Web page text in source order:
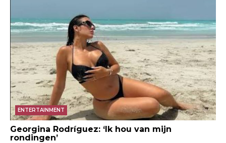
ENTERTAINMENT
Georgina Rodríguez: ‘Ik hou van mijn
rondingen’